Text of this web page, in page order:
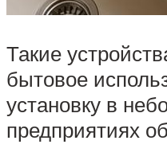
Такие
бытовое
установку в
предприятиях